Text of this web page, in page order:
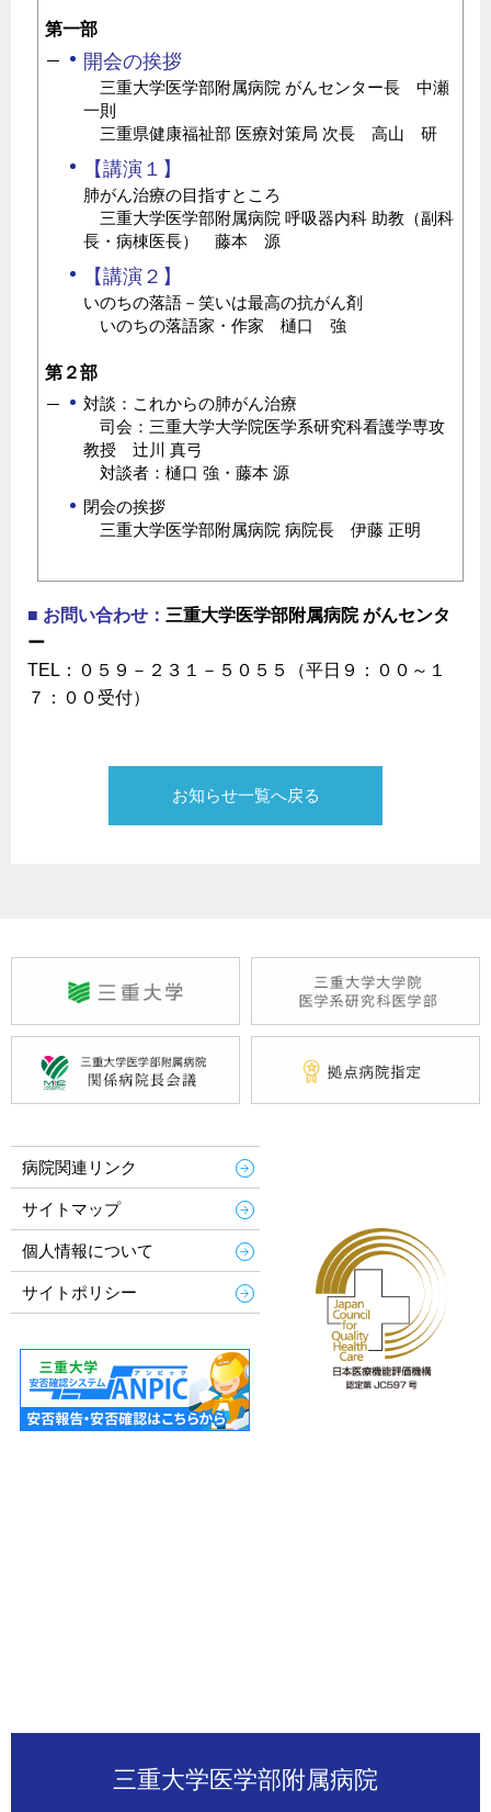
第一部
開会の挨拶
三重大学医学部附属病院 がんセンター長 中瀬
一則
三重県健康福祉部 医療対策局 次長 高山 研
【講演１】
肺がん治療の目指すところ
三重大学医学部附属病院 呼吸器内科 助教（副科
長・病棟医長） 藤本 源
【講演２】
いのちの落語－笑いは最高の抗がん剤
いのちの落語家・作家 樋口 強
第２部
対談：これからの肺がん治療
司会：三重大学大学院医学系研究科看護学専攻
教授 辻川 真弓
対談者：樋口 強・藤本 源
閉会の挨拶
三重大学医学部附属病院 病院長 伊藤 正明
■ お問い合わせ： 三重大学医学部附属病院 がんセンタ
ー
TEL：０５９－２３１－５０５５（平日９：００～１
７：００受付）
お知らせ一覧へ戻る
病院関連リンク
サイトマップ
個人情報について
サイトポリシー
三重大学医学部附属病院